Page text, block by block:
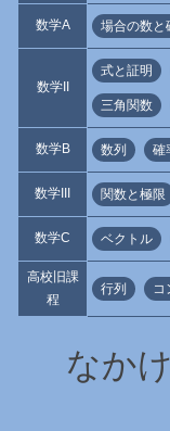
数学A 場合の数と
数学II
式と証明
三角関数
数学B 数列 確
数学III 関数と極限
数学C ベクトル
高校旧課
程
行列 コ
なか